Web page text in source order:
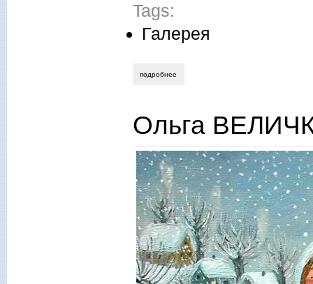
Tags:
Галерея
подробнее
Ольга